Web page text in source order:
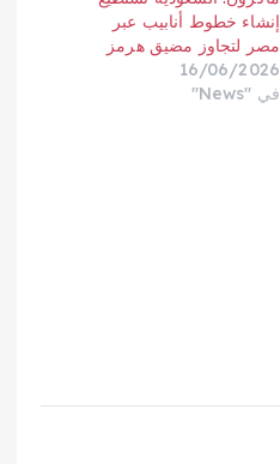
إنشاء خطوط أنابيب عبر
مصر لتجاوز مضيق هرمز
16/06/2026
في "News"